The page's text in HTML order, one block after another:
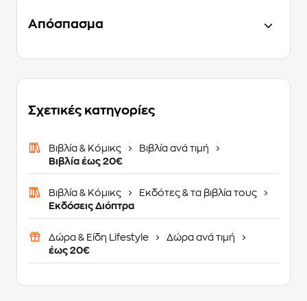
Απόσπασμα
Σχετικές κατηγορίες
Βιβλία & Κόμικς
Βιβλία ανά τιμή
Βιβλία έως 20€
Βιβλία & Κόμικς
Εκδότες & τα βιβλία τους
Εκδόσεις Διόπτρα
Δώρα & Είδη Lifestyle
Δώρα ανά τιμή
έως 20€